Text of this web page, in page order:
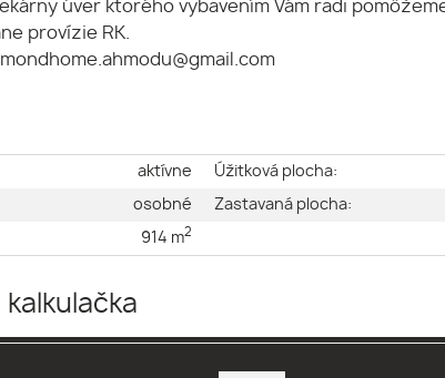
úver ktorého vybavením Vám radi
provízie RK.
aktívne
osobné
914 m2
Úžitková plocha:
Zastavaná plocha: